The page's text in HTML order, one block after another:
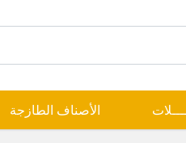
الأصناف الطازجة